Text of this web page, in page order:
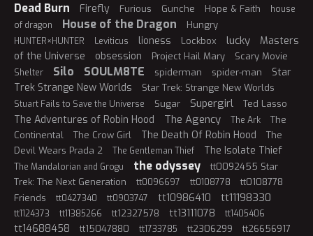
Dead Burn
Firefly Furious Gunche Hope & Faith
house
of dragon
House of the Dragon Hungry
HUNTER×HUNTER Leviticus lioness Lockbox lucky
Masters
of the Universe
obsession Project Hail Mary Scary Movie
Shelter Silo SOULM8TE spiderman spider-man
Star
Trek Strange New Worlds
Star Trek: Strange New Worlds
Stuart Fails to Save the Universe Sugar Supergirl Ted Lasso
The Adventures of Robin Hood The Agency The Ark
The
Continental
The Crow Girl The Death Of Robin Hood
The
Devil Wears Prada 2
The Gentleman Thief The Isolate Thief
The Mandalorian and Grogu the odyssey
tt0092455 Star
Trek: The Next Generation
tt0096697 tt0108778
tt0108778
Friends
tt0427340 tt0903747 tt10986410 tt11198330
tt1124373 tt11385266 tt12327578 tt13111078 tt1405406
tt14688458 tt15047880 tt1733785 tt2306299
tt26656917